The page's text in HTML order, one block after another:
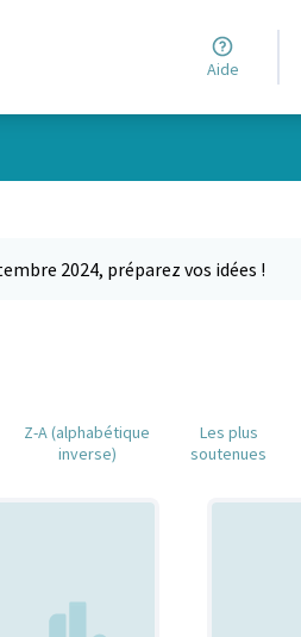
Aide
2024, préparez vos idées !
Z-A (alphabétique
inverse)
Les plus
soutenues